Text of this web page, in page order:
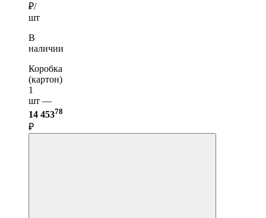
₽/
шт
В
наличии
Коробка
(картон)
1
шт —
14 45378
₽